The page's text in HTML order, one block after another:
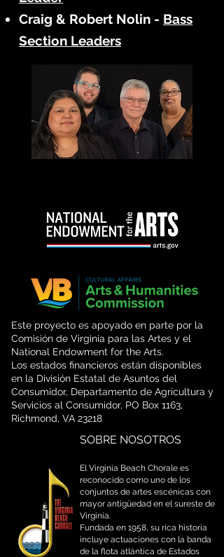
Craig & Robert Nolin - Bass
Section Leaders
Este proyecto es apoyado en parte por la
Comisión de Virginia para las Artes y el
National Endowment for the Arts.
Los estados financieros están disponibles
en la División Estatal de Asuntos del
Consumidor, Departamento de Agricultura y
Servicios al Consumidor, PO Box 1163,
Richmond, VA 23218
SOBRE NOSOTROS
El Virginia Beach Chorale es
reconocido como uno de los
conjuntos de artes escénicas con
mayor antigüedad en el sureste de
Virginia.
Fundada en 1958, su rica historia
incluye actuaciones con la banda
de la flota atlántica de Estados